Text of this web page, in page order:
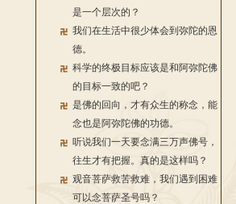
是一个层次的？
我们在生活中很少体会到弥陀的恩
德。
科学的终极目标应该是和阿弥陀佛
的目标一致的吧？
是佛的回向，才有众生的称念，能
念也是阿弥陀佛的功德。
听说我们一天要念满三万声佛号，
往生才有把握。真的是这样吗？
观音菩萨救苦救难，我们遇到困难
可以念菩萨圣号吗？